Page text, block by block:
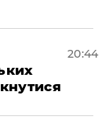
20:44